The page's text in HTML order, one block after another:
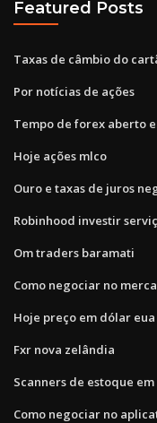
Featured Posts
Taxas de câmbio do
Por notícias de ações
Tempo de forex aberto
Hoje ações mlco
Ouro e taxas de juros
Robinhood investir
Om traders baramati
Como negociar no
Hoje preço em dólar eua
Fxr nova zelândia
Scanners de estoque
Como negociar no